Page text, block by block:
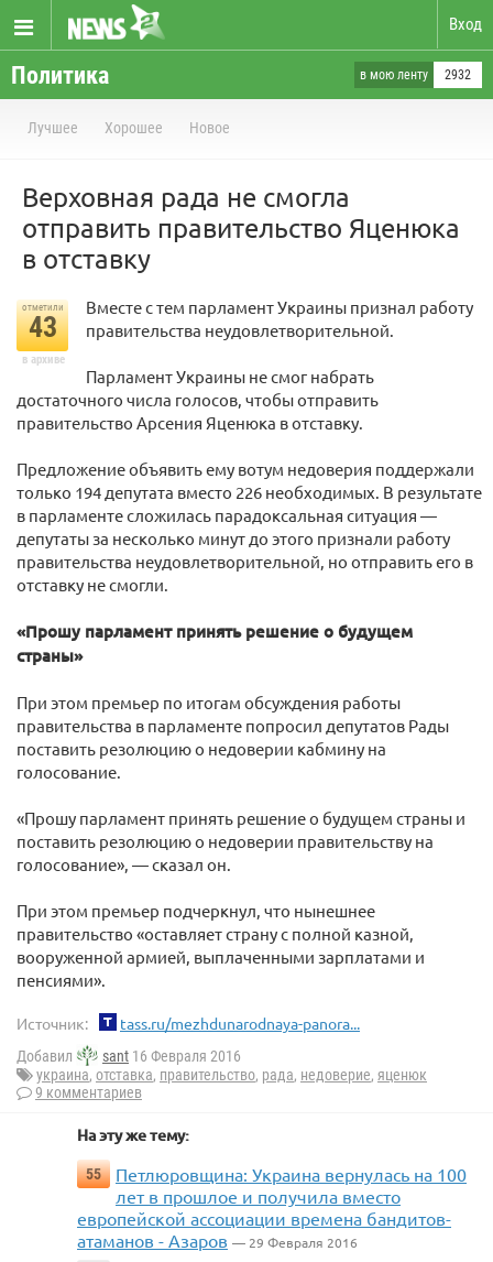
Вход
Политика в мою ленту 2932
Лучшее Хорошее Новое
Верховная рада не смогла
отправить правительство Яценюка
в отставку
отметили
43
в архиве
Вместе с тем парламент Украины признал работу
правительства неудовлетворительной.
Парламент Украины не смог набрать
достаточного числа голосов, чтобы отправить
правительство Арсения Яценюка в отставку.
Предложение объявить ему вотум недоверия поддержали
только 194 депутата вместо 226 необходимых. В результате
в парламенте сложилась парадоксальная ситуация —
депутаты за несколько минут до этого признали работу
правительства неудовлетворительной, но отправить его в
отставку не смогли.
«Прошу парламент принять решение о будущем
страны»
При этом премьер по итогам обсуждения работы
правительства в парламенте попросил депутатов Рады
поставить резолюцию о недоверии кабмину на
голосование.
«Прошу парламент принять решение о будущем страны и
поставить резолюцию о недоверии правительству на
голосование», — сказал он.
При этом премьер подчеркнул, что нынешнее
правительство «оставляет страну с полной казной,
вооруженной армией, выплаченными зарплатами и
пенсиями».
Источник: tass.ru/mezhdunarodnaya-panora...
Добавил sant 16 Февраля 2016
украина, отставка, правительство, рада, недоверие, яценюк
9 комментариев
На эту же тему:
55
Петлюровщина: Украина вернулась на 100
лет в прошлое и получила вместо
европейской ассоциации времена бандитов-
атаманов - Азаров — 29 Февраля 2016